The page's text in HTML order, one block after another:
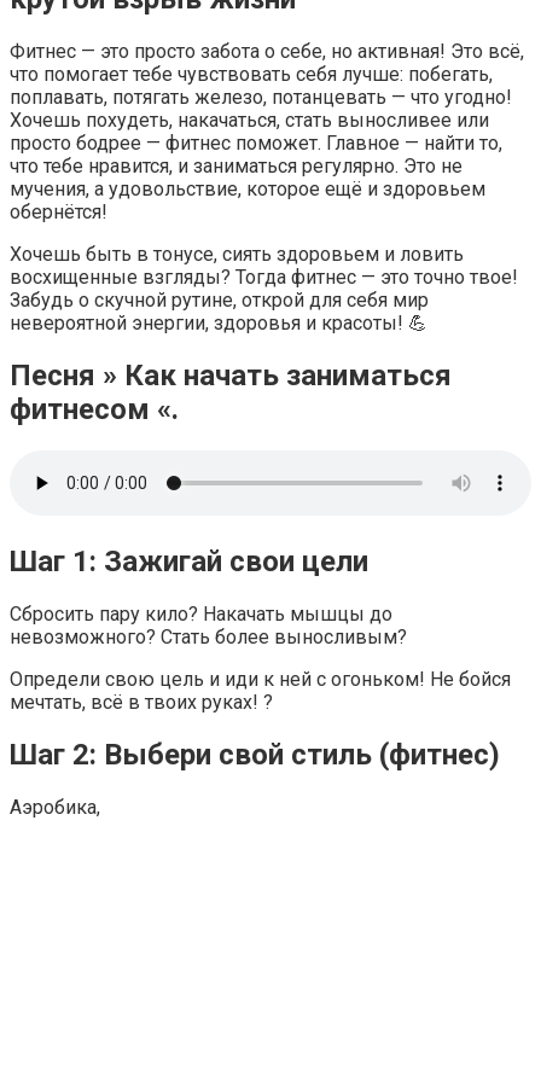
Фитнес — это просто забота о себе, но активная! Это всё,
что помогает тебе чувствовать себя лучше: побегать,
поплавать, потягать железо, потанцевать — что угодно!
Хочешь похудеть, накачаться, стать выносливее или
просто бодрее — фитнес поможет. Главное — найти то,
что тебе нравится, и заниматься регулярно. Это не
мучения, а удовольствие, которое ещё и здоровьем
обернётся!
Хочешь быть в тонусе, сиять здоровьем и ловить
восхищенные взгляды? Тогда фитнес — это точно твое!
Забудь о скучной рутине, открой для себя мир
невероятной энергии, здоровья и красоты! 💪
Песня » Как начать заниматься
фитнесом «.
Шаг 1: Зажигай свои цели
Сбросить пару кило? Накачать мышцы до
невозможного? Стать более выносливым?
Определи свою цель и иди к ней с огоньком! Не бойся
мечтать, всё в твоих руках! ?
Шаг 2: Выбери свой стиль (фитнес)
Аэробика,